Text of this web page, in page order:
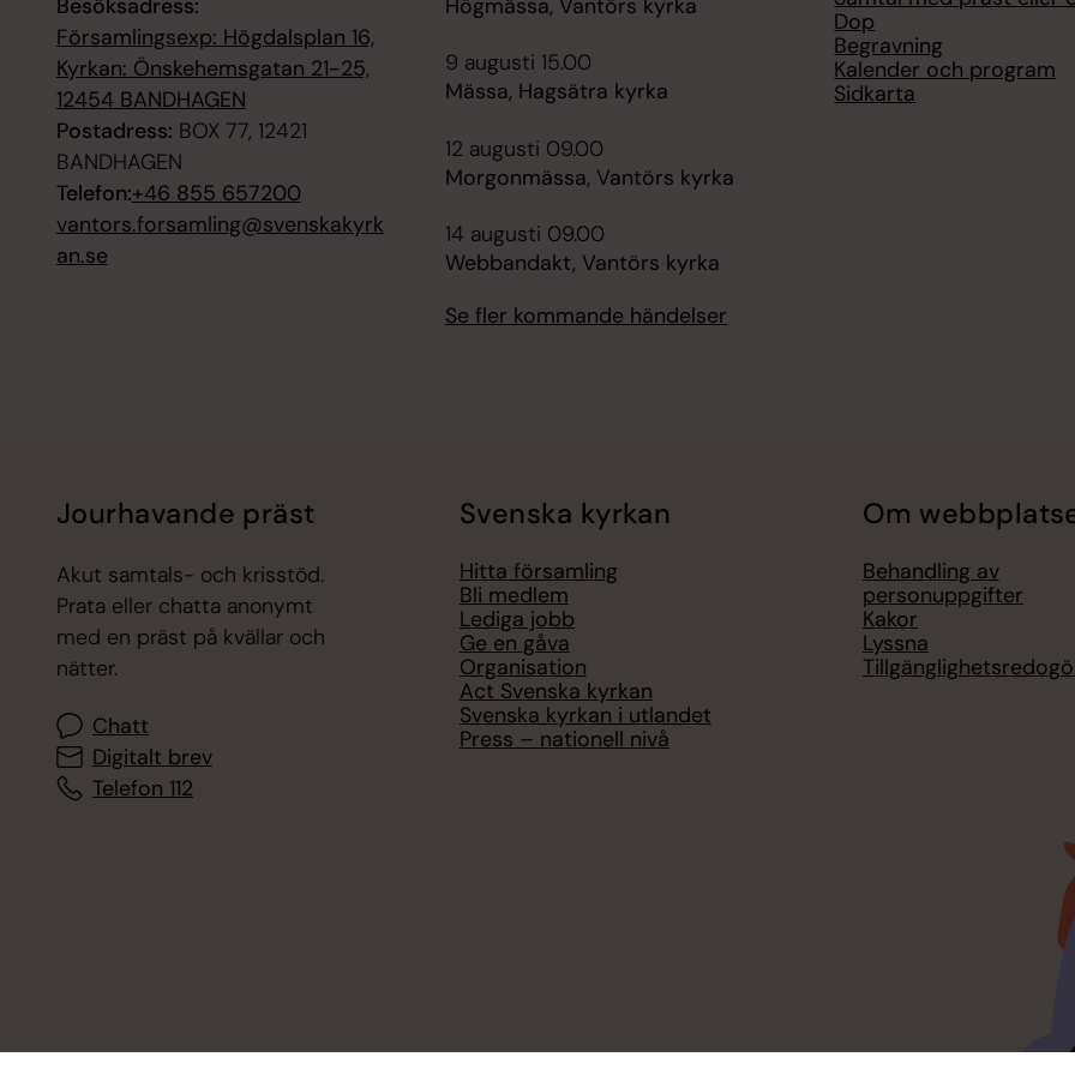
Besöksadress:
Församlingsexp: Högdalsplan 16,
Kyrkan: Önskehemsgatan 21-25,
12454 BANDHAGEN
Postadress: BOX 77, 12421
BANDHAGEN
Telefon:+46 855 657200
vantors.forsamling@svenskakyrk
an.se
Högmässa, Vantörs kyrka
9 augusti 15.00
Mässa, Hagsätra kyrka
12 augusti 09.00
Morgonmässa, Vantörs kyrka
14 augusti 09.00
Webbandakt, Vantörs kyrka
Se fler kommande händelser
Dop
Begravning
Kalender och program
Sidkarta
Jourhavande präst
Akut samtals- och krisstöd.
Prata eller chatta anonymt
med en präst på kvällar och
nätter.
Chatt
Digitalt brev
Telefon 112
Svenska kyrkan
Hitta församling
Bli medlem
Lediga jobb
Ge en gåva
Organisation
Act Svenska kyrkan
Svenska kyrkan i utlandet
Press – nationell nivå
Om
Behandling av
personuppgifter
Kakor
Lyssna